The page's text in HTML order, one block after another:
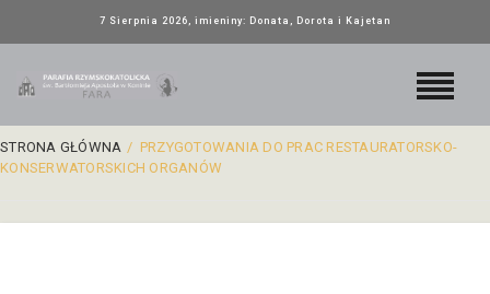
7 Sierpnia 2026, imieniny: Donata, Dorota i Kajetan
STRONA GŁÓWNA / PRZYGOTOWANIA DO PRAC RESTAURATORSKO-
KONSERWATORSKICH ORGANÓW